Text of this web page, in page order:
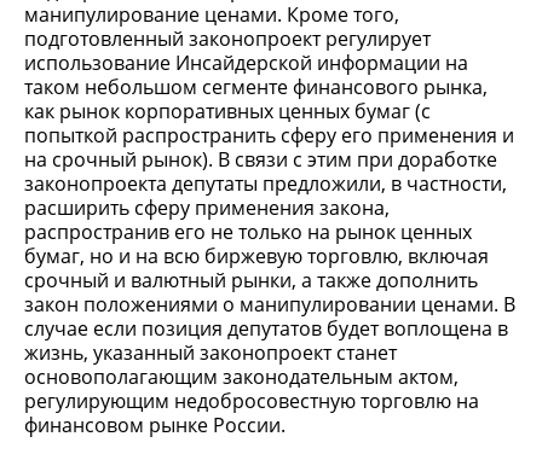
манипулирование ценами. Кроме того,
подготовленный законопроект регулирует
использование Инсайдерской информации на
таком небольшом сегменте финансового рынка,
как рынок корпоративных ценных бумаг (с
попыткой распространить сферу его применения и
на срочный рынок). В связи с этим при доработке
законопроекта депутаты предложили, в частности,
расширить сферу применения закона,
распространив его не только на рынок ценных
бумаг, но и на всю биржевую торговлю, включая
срочный и валютный рынки, а также дополнить
закон положениями о манипулировании ценами. В
случае если позиция депутатов будет воплощена в
жизнь, указанный законопроект станет
основополагающим законодательным актом,
регулирующим недобросовестную торговлю на
финансовом рынке России.